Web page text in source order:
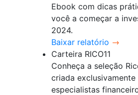
Ebook com dicas
você a começar a
2024.
Baixar relatório
Carteira RICO11
Conheça a seleção
criada
especialistas